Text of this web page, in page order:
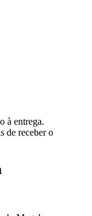
à entrega.
de receber o